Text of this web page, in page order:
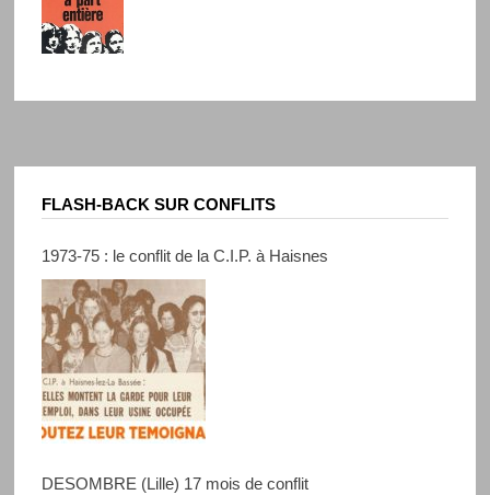
FLASH-BACK SUR CONFLITS
1973-75 : le conflit de la C.I.P. à Haisnes
DESOMBRE (Lille) 17 mois de conflit